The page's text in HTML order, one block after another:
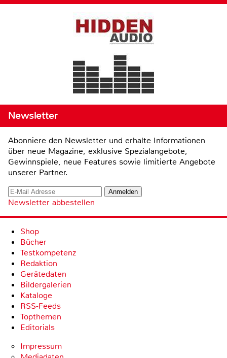
Newsletter
Abonniere den Newsletter und erhalte Informationen
über neue Magazine, exklusive Spezialangebote,
Gewinnspiele, neue Features sowie limitierte Angebote
unserer Partner.
Newsletter abbestellen
Shop
Bücher
Testkompetenz
Redaktion
Gerätedaten
Bildergalerien
Kataloge
RSS-Feeds
Topthemen
Editorials
Impressum